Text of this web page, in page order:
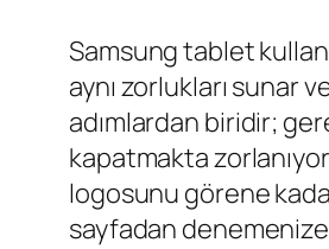
Samsung tablet
aynı zorlukları sunar
adımlardan biridir;
kapatmakta
logosunu görene
sayfadan